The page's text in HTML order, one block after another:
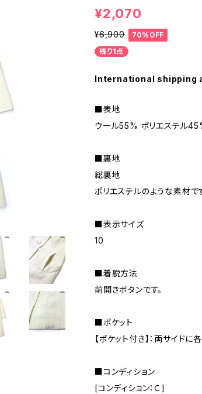
¥2,070
¥6,900
70%OFF
残り1点
International shipping
■表地
ウール55% ポリエステル
■裏地
総裏地
ポリエステルのような素材で
■表示サイズ
10
■着脱方法
前開きボタンです。
■ポケット
【ポケット付き】：両サイドに
■コンディション
[コンディション：Ｃ]